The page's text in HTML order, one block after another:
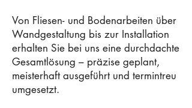
Von Fliesen- und Bodenarbeiten über
Wandgestaltung bis zur Installation
erhalten Sie bei uns eine durchdachte
Gesamtlösung – präzise geplant,
meisterhaft ausgeführt und termintreu
umgesetzt.